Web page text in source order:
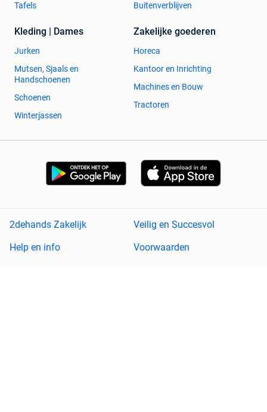
Tafels
Buitenverblijven
Kleding | Dames
Jurken
Mutsen, Sjaals en
Handschoenen
Schoenen
Winterjassen
Zakelijke goederen
Horeca
Kantoor en Inrichting
Machines en Bouw
Tractoren
2dehands Zakelijk
Veilig en Succesvol
Help en info
Voorwaarden